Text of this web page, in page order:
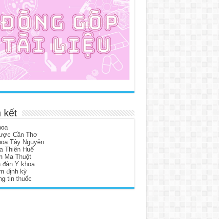
kết
Cần Thơ
Tây Nguyên
Thiên Huế
Ma Thuột
đàn Y khoa
định kỳ
tin thuốc